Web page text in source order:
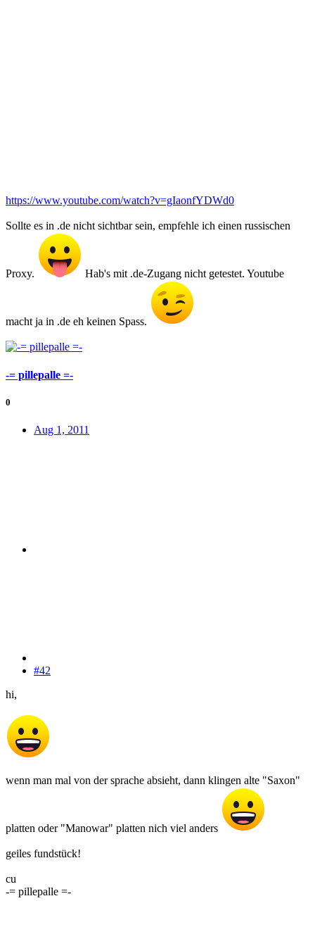
https://www.youtube.com/watch?v=gIaonfYDWd0
Sollte es in .de nicht sichtbar sein, empfehle ich einen russischen
Proxy. Hab's mit .de-Zugang nicht getestet. Youtube
macht ja in .de eh keinen Spass.
-= pillepalle =-
0
Aug 1, 2011
#42
hi,
wenn man mal von der sprache absieht, dann klingen alte "Saxon"
platten oder "Manowar" platten nich viel anders
geiles fundstück!
cu
-= pillepalle =-